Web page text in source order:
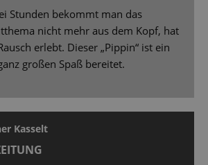
Stunden bekommt man das
nicht mehr aus dem Kopf, hat
erlebt. Dieser „Pippin“ ist ein
großen Spaß bereitet.
Kasselt